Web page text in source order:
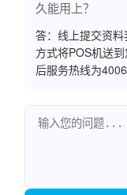
久能用上？
答：线上提交资
方式将POS机送
后服务热线为